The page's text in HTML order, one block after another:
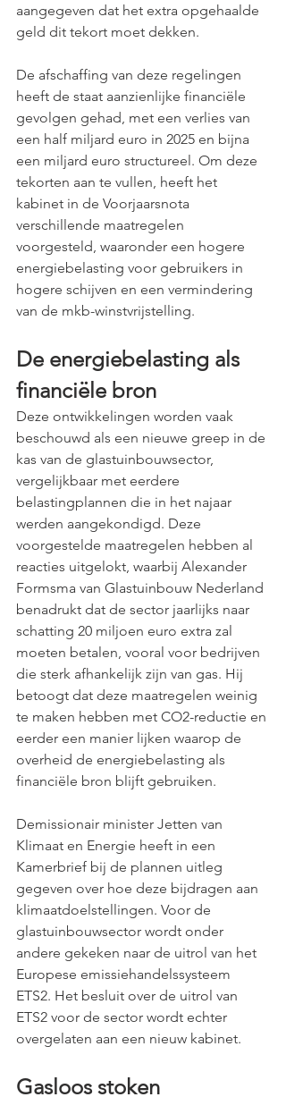
aangegeven dat het extra opgehaalde
geld dit tekort moet dekken.
De afschaffing van deze regelingen
heeft de staat aanzienlijke financiële
gevolgen gehad, met een verlies van
een half miljard euro in 2025 en bijna
een miljard euro structureel. Om deze
tekorten aan te vullen, heeft het
kabinet in de Voorjaarsnota
verschillende maatregelen
voorgesteld, waaronder een hogere
energiebelasting voor gebruikers in
hogere schijven en een vermindering
van de mkb-winstvrijstelling.
De energiebelasting als
financiële bron
Deze ontwikkelingen worden vaak
beschouwd als een nieuwe greep in de
kas van de glastuinbouwsector,
vergelijkbaar met eerdere
belastingplannen die in het najaar
werden aangekondigd. Deze
voorgestelde maatregelen hebben al
reacties uitgelokt, waarbij Alexander
Formsma van Glastuinbouw Nederland
benadrukt dat de sector jaarlijks naar
schatting 20 miljoen euro extra zal
moeten betalen, vooral voor bedrijven
die sterk afhankelijk zijn van gas. Hij
betoogt dat deze maatregelen weinig
te maken hebben met CO2-reductie en
eerder een manier lijken waarop de
overheid de energiebelasting als
financiële bron blijft gebruiken.
Demissionair minister Jetten van
Klimaat en Energie heeft in een
Kamerbrief bij de plannen uitleg
gegeven over hoe deze bijdragen aan
klimaatdoelstellingen. Voor de
glastuinbouwsector wordt onder
andere gekeken naar de uitrol van het
Europese emissiehandelssysteem
ETS2. Het besluit over de uitrol van
ETS2 voor de sector wordt echter
overgelaten aan een nieuw kabinet.
Gasloos stoken